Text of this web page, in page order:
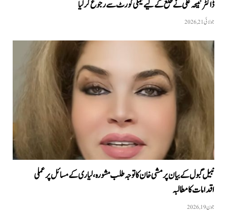
ڈاکٹر نبیحہ علی نے خلع کے لیے فیملی کورٹ سے رجوع کر لیا
جولائی 21, 2026
نبیل گبول کے بیان پر مشی خان کا توجہ طلب مشورہ، لیاری کے مسائل پر عملی
اقدامات کا مطالبہ
جون 19, 2026